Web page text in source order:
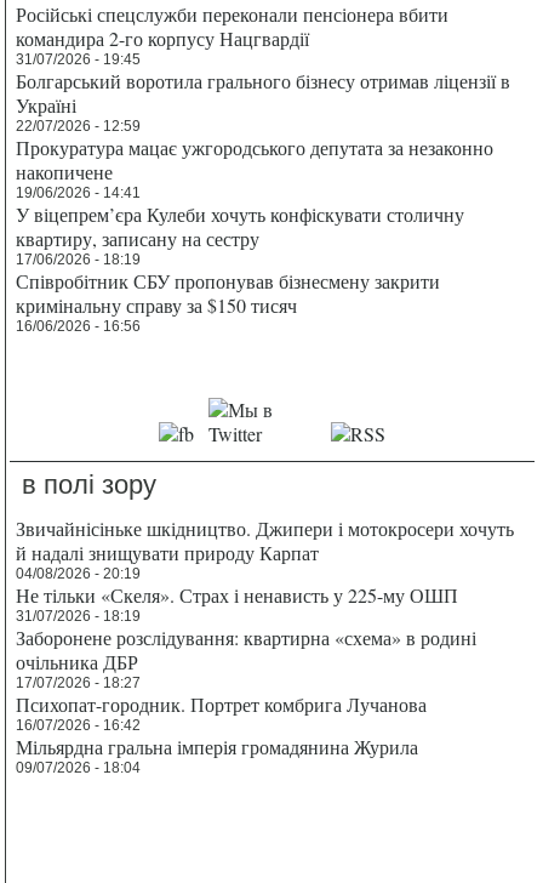
Російські спецслужби переконали пенсіонера вбити
командира 2-го корпусу Нацгвардії
31/07/2026 - 19:45
Болгарський воротила грального бізнесу отримав ліцензії в
Україні
22/07/2026 - 12:59
Прокуратура мацає ужгородського депутата за незаконно
накопичене
19/06/2026 - 14:41
У віцепрем’єра Кулеби хочуть конфіскувати столичну
квартиру, записану на сестру
17/06/2026 - 18:19
Співробітник СБУ пропонував бізнесмену закрити
кримінальну справу за $150 тисяч
16/06/2026 - 16:56
в полі зору
Звичайнісіньке шкідництво. Джипери і мотокросери хочуть
й надалі знищувати природу Карпат
04/08/2026 - 20:19
Не тільки «Скеля». Страх і ненависть у 225-му ОШП
31/07/2026 - 18:19
Заборонене розслідування: квартирна «схема» в родині
очільника ДБР
17/07/2026 - 18:27
Психопат-городник. Портрет комбрига Лучанова
16/07/2026 - 16:42
Мільярдна гральна імперія громадянина Журила
09/07/2026 - 18:04